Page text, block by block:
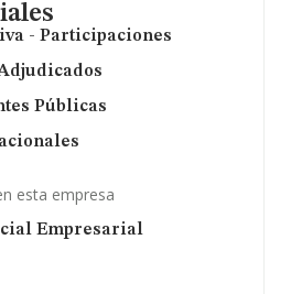
- Participaciones
Públicas
esta empresa
Empresarial